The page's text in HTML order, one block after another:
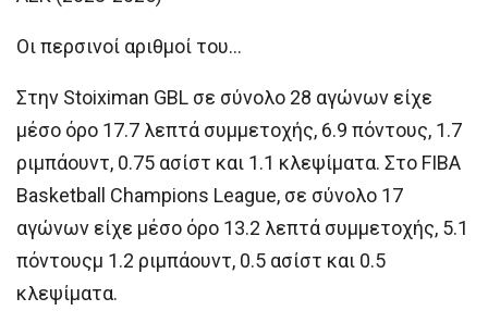
Οι περσινοί αριθμοί του…
Στην Stoiximan GBL σε σύνολο 28 αγώνων είχε
μέσο όρο 17.7 λεπτά συμμετοχής, 6.9 πόντους, 1.7
ριμπάουντ, 0.75 ασίστ και 1.1 κλεψίματα. Στο FIBA
Basketball Champions League, σε σύνολο 17
αγώνων είχε μέσο όρο 13.2 λεπτά συμμετοχής, 5.1
πόντουςμ 1.2 ριμπάουντ, 0.5 ασίστ και 0.5
κλεψίματα.